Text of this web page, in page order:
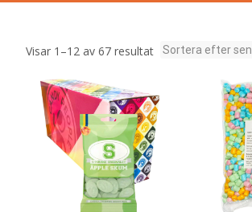
Visar 1–12 av 67 resultatSortera